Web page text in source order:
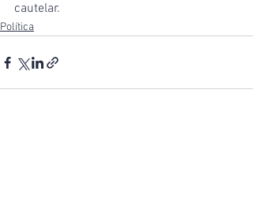
cautelar.
Política